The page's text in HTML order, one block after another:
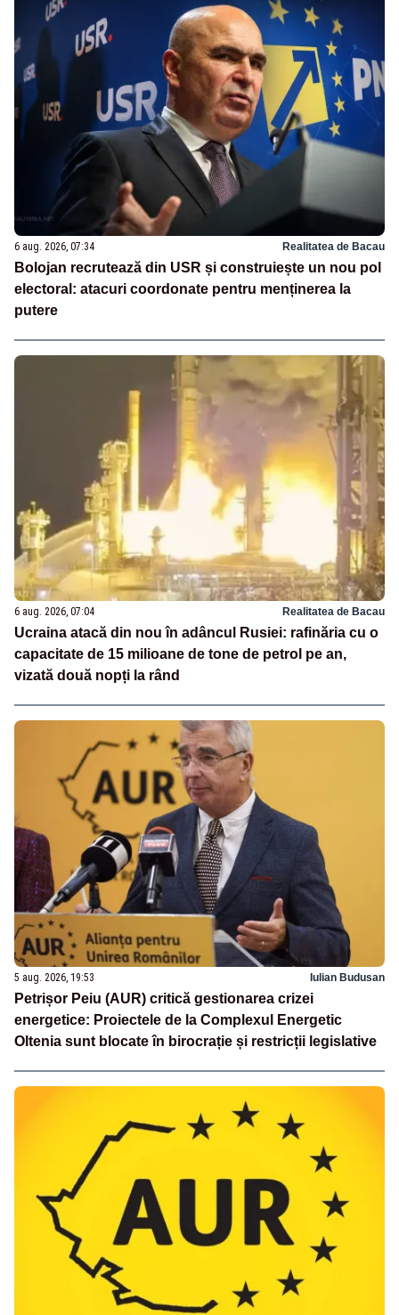
6 aug. 2026, 07:34 Realitatea de Bacau
Bolojan recrutează din USR și construiește un nou pol
electoral: atacuri coordonate pentru menținerea la
putere
6 aug. 2026, 07:04 Realitatea de Bacau
Ucraina atacă din nou în adâncul Rusiei: rafinăria cu o
capacitate de 15 milioane de tone de petrol pe an,
vizată două nopți la rând
5 aug. 2026, 19:53 Iulian Budusan
Petrișor Peiu (AUR) critică gestionarea crizei
energetice: Proiectele de la Complexul Energetic
Oltenia sunt blocate în birocrație și restricții legislative